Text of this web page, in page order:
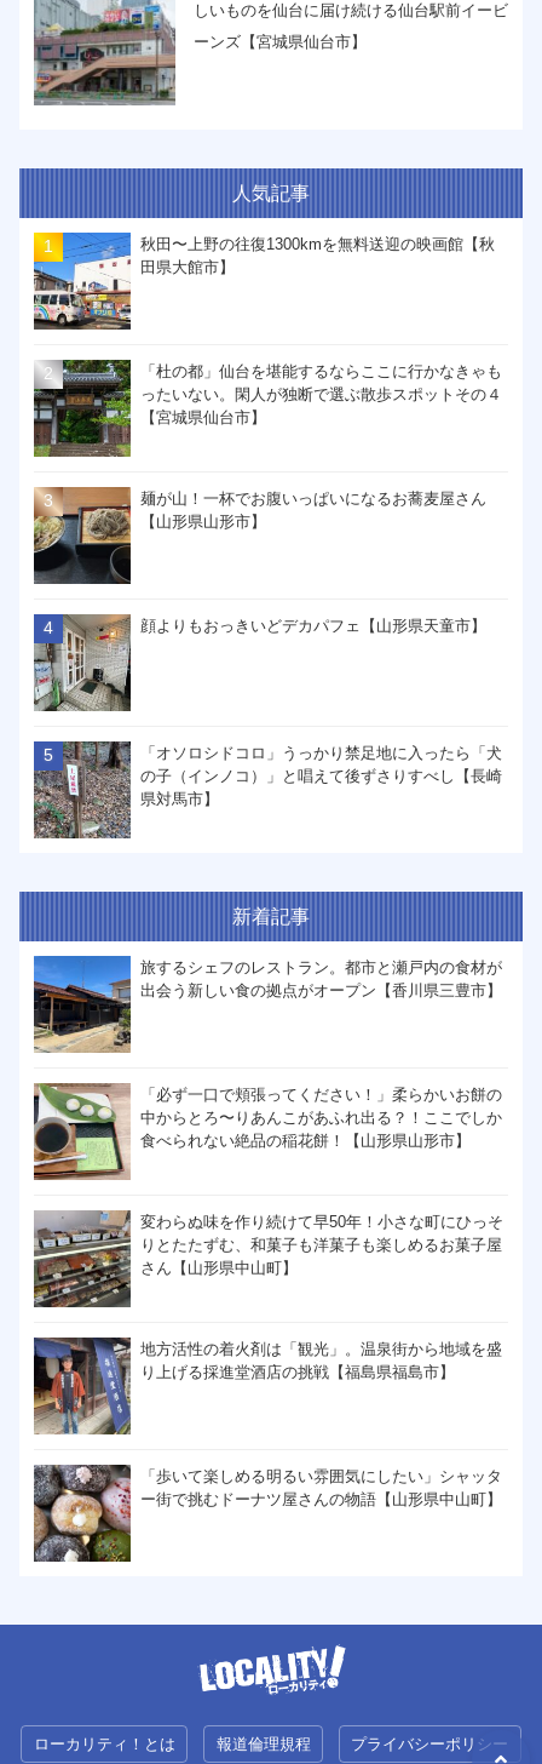
しいものを仙台に届け続ける仙台駅前イービ
ーンズ【宮城県仙台市】
人気記事
秋田〜上野の往復1300kmを無料送迎の映画館【秋
田県大館市】
「杜の都」仙台を堪能するならここに行かなきゃも
ったいない。閑人が独断で選ぶ散歩スポットその４
【宮城県仙台市】
麺が山！一杯でお腹いっぱいになるお蕎麦屋さん
【山形県山形市】
顔よりもおっきいどデカパフェ【山形県天童市】
「オソロシドコロ」うっかり禁足地に入ったら「犬
の子（インノコ）」と唱えて後ずさりすべし【長崎
県対馬市】
新着記事
旅するシェフのレストラン。都市と瀬戸内の食材が
出会う新しい食の拠点がオープン【香川県三豊市】
「必ず一口で頬張ってください！」柔らかいお餅の
中からとろ〜りあんこがあふれ出る？！ここでしか
食べられない絶品の稲花餅！【山形県山形市】
変わらぬ味を作り続けて早50年！小さな町にひっそ
りとたたずむ、和菓子も洋菓子も楽しめるお菓子屋
さん【山形県中山町】
地方活性の着火剤は「観光」。温泉街から地域を盛
り上げる採進堂酒店の挑戦【福島県福島市】
「歩いて楽しめる明るい雰囲気にしたい」シャッタ
ー街で挑むドーナツ屋さんの物語【山形県中山町】
ローカリティ！とは 報道倫理規程 プライバシーポリシー